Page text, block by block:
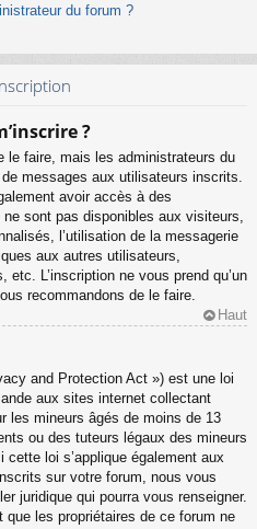
du forum ?
?
le faire, mais les administrateurs du
messages aux utilisateurs inscrits.
avoir accès à des
sont pas disponibles aux visiteurs,
l’utilisation de la messagerie
aux autres utilisateurs,
etc. L’inscription ne vous prend qu’un
recommandons de le faire.
Haut
and Protection Act ») est une loi
aux sites internet collectant
les mineurs âgés de moins de 13
ou des tuteurs légaux des mineurs
loi s’applique également aux
sur votre forum, nous vous
juridique qui pourra vous renseigner.
les propriétaires de ce forum ne